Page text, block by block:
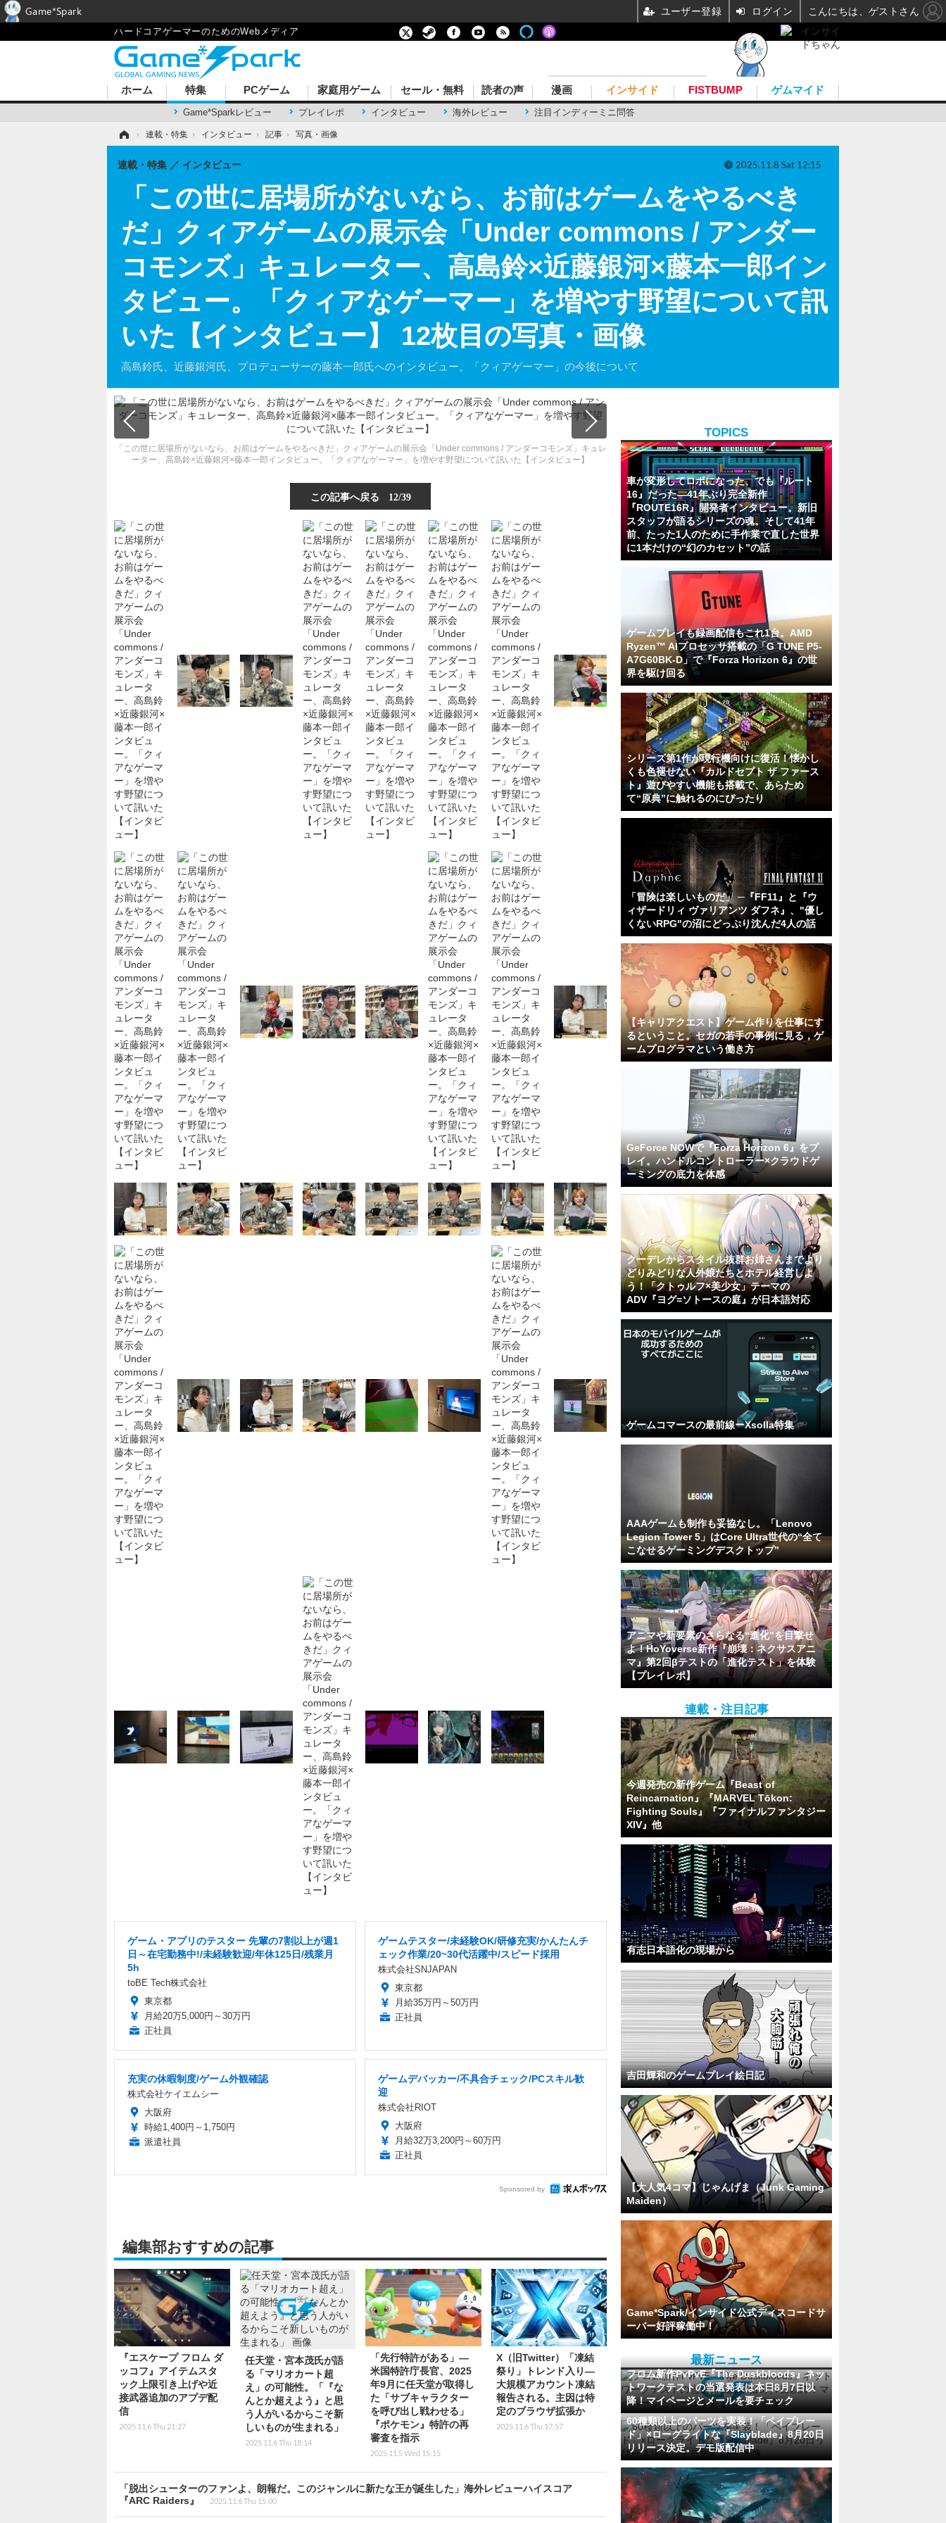
ハードコアゲーマーのためのWebメディア
ホーム 特集
Game*Sparkレビュー プレイレポ インタビュー 海外レビュー 注目インディーミニ問答
PCゲーム 家庭用ゲーム セール・無料 読者の声 漫画 インサイド FISTBUMP ゲムマイド
› 連載・特集 › インタビュー › 記事 › 写真・画像
「この世に居場所がないなら、お前はゲームをやるべき
だ」クィアゲームの展示会「Under commons / アンダー
コモンズ」キュレーター、高島鈴×近藤銀河×藤本一郎イン
タビュー。「クィアなゲーマー」を増やす野望について訊
いた【インタビュー】 12枚目の写真・画像
高島鈴氏、近藤銀河氏、プロデューサーの藤本一郎氏へのインタビュー。「クィアゲーマー」の今後について
連載・特集 インタビュー 2025.11.8 Sat 12:15
「この世に居場所がないなら、お前はゲームをやるべきだ」クィアゲームの展示会「Under commons / アンダーコモンズ」キュレ
ーター、高島鈴×近藤銀河×藤本一郎インタビュー。「クィアなゲーマー」を増やす野望について訊いた【インタビュー】
この記事へ戻る 12/39
ゲーム・アプリのテスター 先輩の7割以上が週1
日～在宅勤務中!/未経験歓迎/年休125日/残業月
5h
toBE Tech株式会社
東京都
月給20万5,000円～30万円
正社員
ゲームテスター/未経験OK/研修充実/かんたんチ
ェック作業/20~30代活躍中/スピード採用
株式会社SNJAPAN
東京都
月給35万円～50万円
正社員
充実の休暇制度/ゲーム外観確認
株式会社ケイエムシー
大阪府
時給1,400円～1,750円
派遣社員
ゲームデバッカー/不具合チェック/PCスキル歓
迎
株式会社RIOT
大阪府
月給32万3,200円～60万円
正社員
Sponsored by
編集部おすすめの記事
『エスケープ フロム ダ
ッコフ』アイテムスタ
ック上限引き上げや近
接武器追加のアプデ配
信
2025.11.6 Thu 21:27
任天堂・宮本茂氏が語
る「マリオカート超
え」の可能性。「『な
んとか超えよう』と思
う人がいるからこそ新
しいものが生まれる」
2025.11.6 Thu 18:14
「先行特許がある」―
米国特許庁長官、2025
年9月に任天堂が取得し
た「サブキャラクター
を呼び出し戦わせる」
『ポケモン』特許の再
審査を指示
2025.11.5 Wed 15:15
X（旧Twitter）「凍結
祭り」トレンド入り―
大規模アカウント凍結
報告される。主因は特
定のブラウザ拡張か
2025.11.6 Thu 17:57
「脱出シューターのファンよ、朗報だ。このジャンルに新たな王が誕生した」海外レビューハイスコア
『ARC Raiders』
2025.11.6 Thu 15:00
TOPICS
車が変形してロボになった、でも『ルート
16』だった―41年ぶり完全新作
『ROUTE16R』開発者インタビュー。新旧
スタッフが語るシリーズの魂。そして41年
前、たった1人のために手作業で直した世界
に1本だけの“幻のカセット”の話
ゲームプレイも録画配信もこれ1台。AMD
Ryzen™ AIプロセッサ搭載の「G TUNE P5-
A7G60BK-D」で『Forza Horizon 6』の世
界を駆け回る
シリーズ第1作が現行機向けに復活！懐かし
くも色褪せない『カルドセプト ザ ファース
ト』遊びやすい機能も搭載で、あらため
て“原典”に触れるのにぴったり
「冒険は楽しいものだ」 ─『FF11』と『ウ
ィザードリィ ヴァリアンツ ダフネ』、"優し
くないRPG"の沼にどっぷり沈んだ4人の話
【キャリアクエスト】ゲーム作りを仕事にす
るということ。セガの若手の事例に見る，ゲ
ームプログラマという働き方
GeForce NOWで『Forza Horizon 6』をプ
レイ。ハンドルコントローラー×クラウドゲ
ーミングの底力を体感
クーデレからスタイル抜群お姉さんまでより
どりみどりな人外娘たちとホテル経営しよ
う！「クトゥルフ×美少女」テーマの
ADV『ヨグ=ソトースの庭』が日本語対応
ゲームコマースの最前線ーXsolla特集
AAAゲームも制作も妥協なし。「Lenovo
Legion Tower 5」はCore Ultra世代の“全て
こなせるゲーミングデスクトップ”
アニマや新要素のさらなる“進化”を目撃せ
よ！HoYoverse新作『崩壊：ネクサスアニ
マ』第2回βテストの「進化テスト」を体験
【プレイレポ】
連載・注目記事
今週発売の新作ゲーム『Beast of
Reincarnation』『MARVEL Tōkon:
Fighting Souls』『ファイナルファンタジー
XIV』他
有志日本語化の現場から
吉田輝和のゲームプレイ絵日記
【大人気4コマ】じゃんげま（Junk Gaming
Maiden）
Game*Spark/インサイド公式ディスコードサ
ーバー好評稼働中！
最新ニュース
フロム新作PvPvE『The Duskbloods』ネッ
トワークテストの当選発表は本日8月7日以
降！マイページとメールを要チェック
60種類以上のパーツを実装！「ベイブレー
ド」×ローグライトな『Slayblade』8月20日
リリース決定。デモ版配信中
Game*Spark ユーザー登録 ログイン こんにちは、ゲストさん